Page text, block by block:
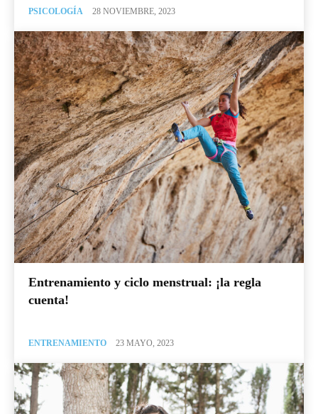
PSICOLOGÍA 28 NOVIEMBRE, 2023
Entrenamiento y ciclo menstrual: ¡la regla
cuenta!
ENTRENAMIENTO 23 MAYO, 2023